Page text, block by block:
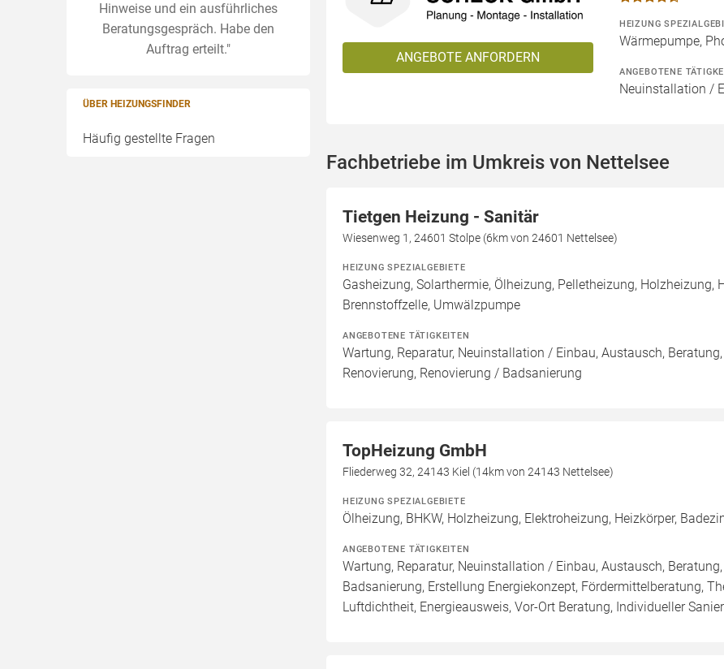
Hinweise und ein ausführliches
Beratungsgespräch. Habe den
Auftrag erteilt."
ÜBER HEIZUNGSFINDER
Häufig gestellte Fragen
ANGEBOTE ANFORDERN
HEIZUNG
Wärmepumpe,
ANGEBOTENE
Neuinstallation /
Fachbetriebe im Umkreis von Nettelsee
Tietgen Heizung - Sanitär
Wiesenweg 1, 24601 Stolpe (6km von 24601 Nettelsee)
HEIZUNG SPEZIALGEBIETE
Gasheizung, Solarthermie, Ölheizung, Pelletheizung, Holzheizung,
Brennstoffzelle, Umwälzpumpe
ANGEBOTENE TÄTIGKEITEN
Wartung, Reparatur, Neuinstallation / Einbau, Austausch,
Renovierung, Renovierung / Badsanierung
TopHeizung GmbH
Fliederweg 32, 24143 Kiel (14km von 24143 Nettelsee)
HEIZUNG SPEZIALGEBIETE
Ölheizung, BHKW, Holzheizung, Elektroheizung, Heizkörper,
ANGEBOTENE TÄTIGKEITEN
Wartung, Reparatur, Neuinstallation / Einbau, Austausch,
Badsanierung, Erstellung Energiekonzept, Fördermittelberatung,
Luftdichtheit, Energieausweis, Vor-Ort Beratung, Individueller